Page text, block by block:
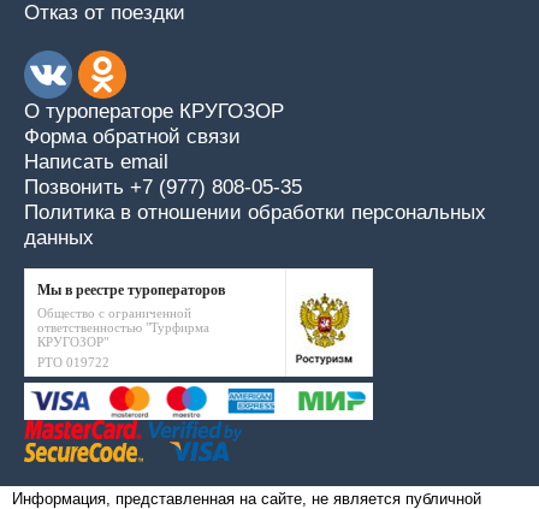
Отказ от поездки
О туроператоре КРУГОЗОР
Форма обратной связи
Написать email
Позвонить +7 (977) 808-05-35
Политика в отношении обработки персональных
данных
Мы в реестре туроператоров
Общество с ограниченной
ответственностью "Турфирма
КРУГОЗОР"
РТО 019722
Информация, представленная на сайте, не является публичной